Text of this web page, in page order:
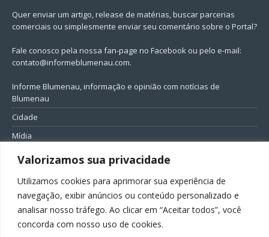
Valorizamos sua privacidade
Utilizamos cookies para aprimorar sua experiência de
navegação, exibir anúncios ou conteúdo personalizado e
analisar nosso tráfego. Ao clicar em “Aceitar todos”, você
concorda com nosso uso de cookies.
Quer enviar um artigo, release de matérias, buscar parcerias
comerciais ou simplesmente enviar seu comentário sobre o Portal?
Fale conosco pela nossa fan-page no Facebook ou pelo e-mail:
contato@informeblumenau.com.
Informe Blumenau, informação e opinião com notícias de
Blumenau
Cidade
Mídia
Entretenimento
Política